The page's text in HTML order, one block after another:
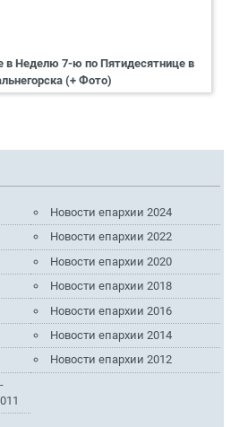
в Неделю 7-ю по Пятидесятнице в
(+ Фото)
Новости епархии 2024
Новости епархии 2022
Новости епархии 2020
Новости епархии 2018
Новости епархии 2016
Новости епархии 2014
Новости епархии 2012